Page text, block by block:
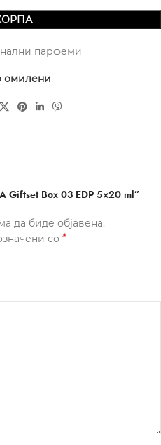
парфеми
омилени
Giftset Box 03 EDP 5×20 ml”
да биде објавена.
со *